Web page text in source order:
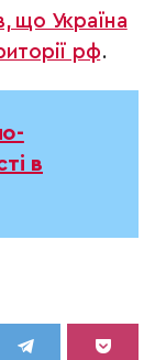
що Україна
рф.
в